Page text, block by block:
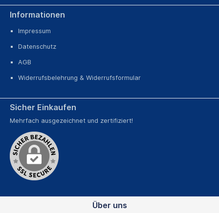
Informationen
Impressum
Datenschutz
AGB
Widerrufsbelehrung & Widerrufsformular
Sicher Einkaufen
Mehrfach ausgezeichnet und zertifiziert!
Über uns